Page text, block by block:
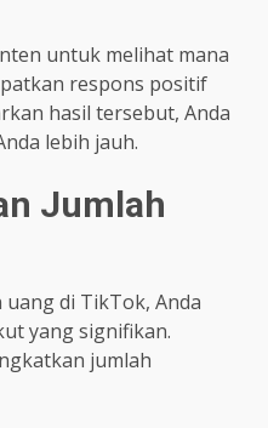
untuk melihat mana
respons positif
hasil tersebut, Anda
lebih jauh.
Jumlah
di TikTok, Anda
yang signifikan.
jumlah